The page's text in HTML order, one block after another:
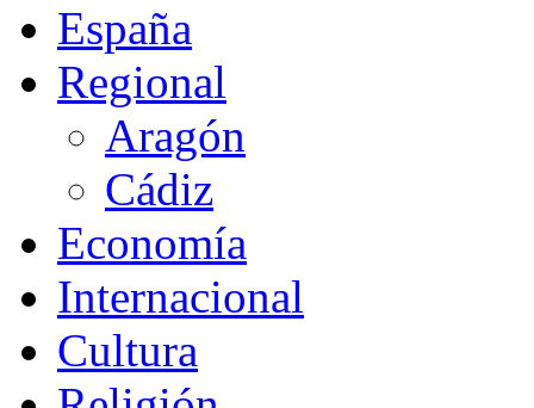
España
Regional
Aragón
Cádiz
Economía
Internacional
Cultura